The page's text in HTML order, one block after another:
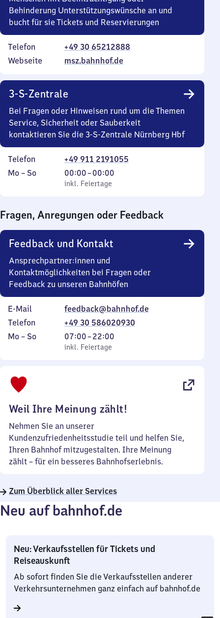
Behinderung Unterstützungswünsche an und
bucht für sie Tickets und Reservierungen
Telefon
+49 30 65212888
Webseite
msz.bahnhof.de
3-S-Zentrale
Bei Fragen oder Hinweisen rund um die Themen
Service, Sicherheit oder Sauberkeit
kontaktieren Sie die 3-S-Zentrale Nürnberg Hbf
Telefon
+49 911 2191055
Montag
Mo – So,
inkl. Feiertage
00:00–00:00
Von
0
0
Uhr
inkl. Feiertage
Fragen, Anregungen oder Feedback
Feedback und Kontakt
Ansprechpartner:innen und
Kontaktmöglichkeiten bei Fragen oder
Feedback zu unseren Bahnhöfen
E-Mail
feedback@bahnhof.de
Telefon
+49 30 586020930
Montag
Mo – So,
inkl. Feiertage
07:00–22:00
Von
7
inkl. Feiertage
Weil Ihre Meinung zählt!
Nehmen Sie an unserer
Kundenzufriedenheitsstudie teil und helfen Sie,
Ihren Bahnhof mitzugestalten. Ihre Meinung
zählt – für ein besseres Bahnhofserlebnis.
Zum Überblick aller Services
Neu auf bahnhof.de
Neu: Verkaufsstellen für Tickets und
Reiseauskunft
Ab sofort finden Sie die Verkaufsstellen anderer
Verkehrsunternehmen ganz einfach auf bahnhof.de